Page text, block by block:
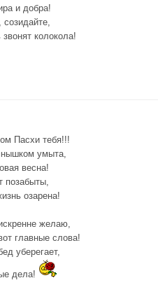
и добра!
колокола!
Пасхи тебя!!!
умыта,
весна!
позабыты,
озарена!
желаю,
главные слова!
уберегает,
дела!